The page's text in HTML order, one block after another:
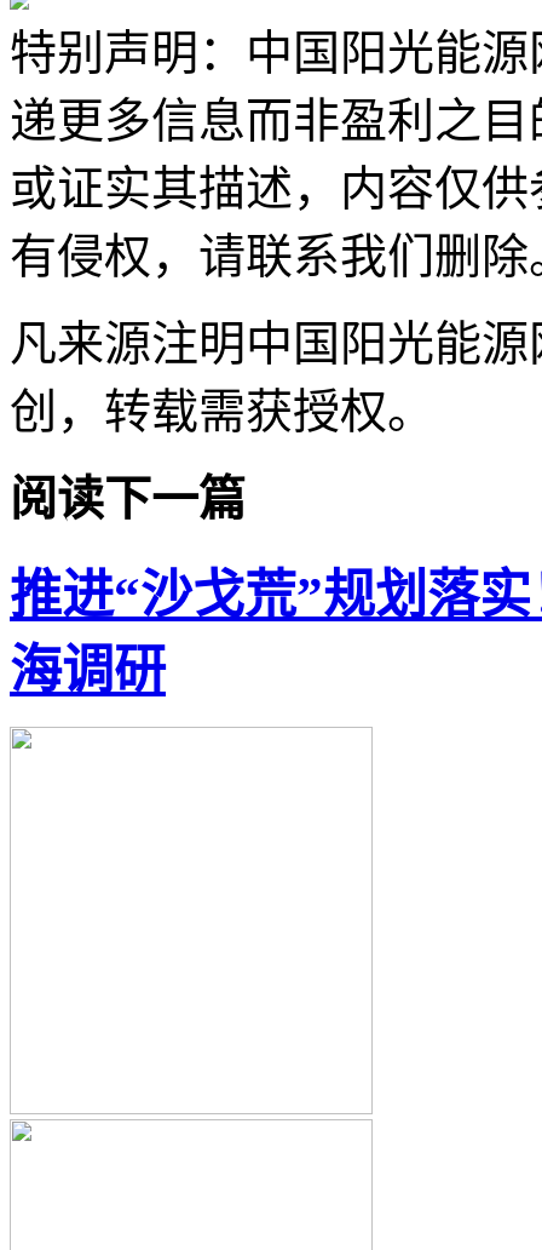
特别声明：中国阳光能
递更多信息而非盈利之
或证实其描述，内容仅
有侵权，请联系我们删除
凡来源注明中国阳光能
创，转载需获授权。
阅读下一篇
推进“沙戈荒”规划落
海调研